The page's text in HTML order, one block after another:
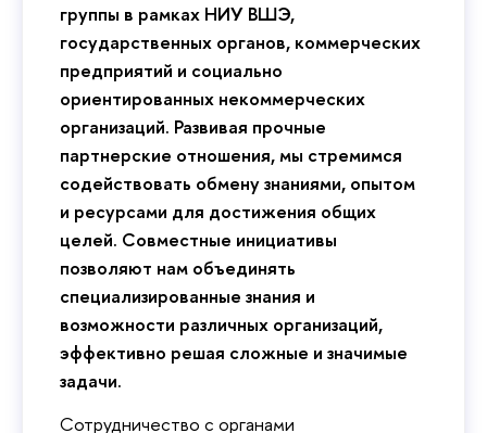
группы в рамках НИУ ВШЭ,
государственных органов, коммерческих
предприятий и социально
ориентированных некоммерческих
организаций. Развивая прочные
партнерские отношения, мы стремимся
содействовать обмену знаниями, опытом
и ресурсами для достижения общих
целей. Совместные инициативы
позволяют нам объединять
специализированные знания и
возможности различных организаций,
эффективно решая сложные и значимые
задачи.
Сотрудничество с органами